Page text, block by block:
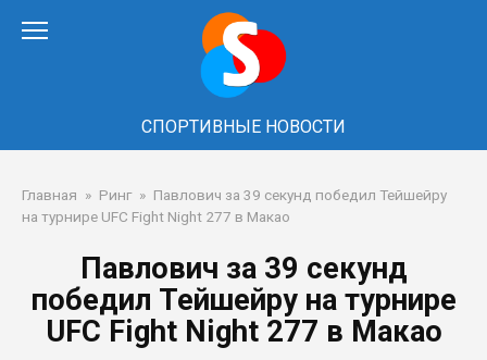
СПОРТИВНЫЕ НОВОСТИ
Главная » Ринг » Павлович за 39 секунд победил Тейшейру
на турнире UFC Fight Night 277 в Макао
Павлович за 39 секунд
победил Тейшейру на турнире
UFC Fight Night 277 в Макао